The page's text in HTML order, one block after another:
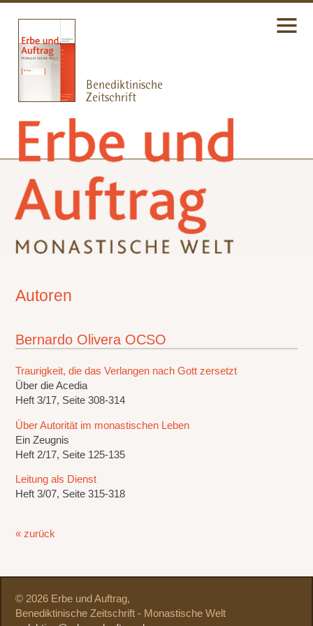
Autoren
Bernardo Olivera OCSO
Traurigkeit, die das Verlangen nach Gott zersetzt
Über die Acedia
Heft 3/17, Seite 308-314
Über Autorität im monastischen Leben
Ein Zeugnis
Heft 2/17, Seite 125-135
Leitung als Dienst
Heft 3/07, Seite 315-318
« zurück
© 2026 Erbe und Auftrag,
Benediktinische Zeitschrift - Monastische Welt